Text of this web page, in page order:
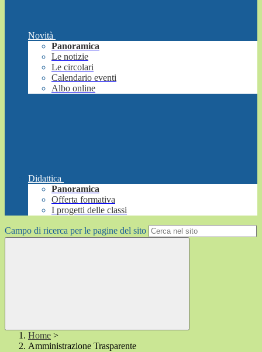
Novità
Panoramica
Le notizie
Le circolari
Calendario eventi
Albo online
Didattica
Panoramica
Offerta formativa
I progetti delle classi
Campo di ricerca per le pagine del sito
Home >
Amministrazione Trasparente